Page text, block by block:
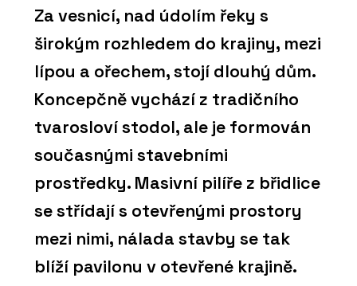
Za vesnicí, nad údolím řeky s
širokým rozhledem do krajiny, mezi
lípou a ořechem, stojí dlouhý dům.
Koncepčně vychází z tradičního
tvarosloví stodol, ale je formován
současnými stavebními
prostředky. Masivní pilíře z břidlice
se střídají s otevřenými prostory
mezi nimi, nálada stavby se tak
blíží pavilonu v otevřené krajině.